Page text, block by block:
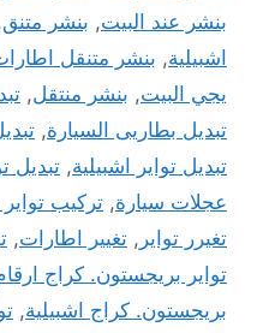
بنشر عند البيت, بنشر متنق
اشبيلية, بنشر متنقل
يجي البيت, بنشر منتقل,
تبديل بطاريى السيارة,
تبديل تواير اشبيلية, تبديل
عجلات سيارة, تركيب
تغيرر تواير , تغيير اطارات,
تواير بريجستون. كراج
بريجستون. كراج اشبيلية,